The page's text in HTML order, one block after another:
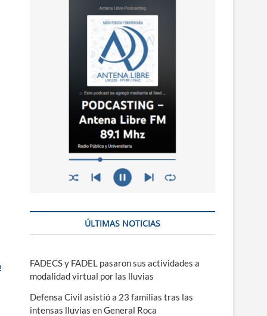
ÚLTIMAS NOTICIAS
FADECS y FADEL pasaron sus actividades a
modalidad virtual por las lluvias
Defensa Civil asistió a 23 familias tras las
intensas lluvias en General Roca